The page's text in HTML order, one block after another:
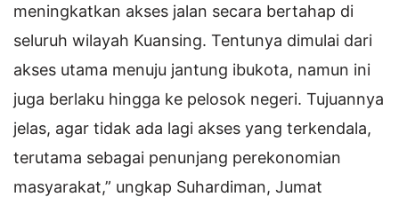
meningkatkan akses jalan secara bertahap di
seluruh wilayah Kuansing. Tentunya dimulai dari
akses utama menuju jantung ibukota, namun ini
juga berlaku hingga ke pelosok negeri. Tujuannya
jelas, agar tidak ada lagi akses yang terkendala,
terutama sebagai penunjang perekonomian
masyarakat,” ungkap Suhardiman, Jumat